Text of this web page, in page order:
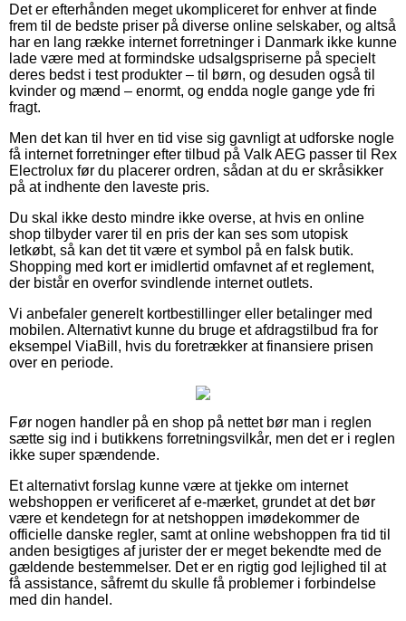
Det er efterhånden meget ukompliceret for enhver at finde
frem til de bedste priser på diverse online selskaber, og altså
har en lang række internet forretninger i Danmark ikke kunne
lade være med at formindske udsalgspriserne på specielt
deres bedst i test produkter – til børn, og desuden også til
kvinder og mænd – enormt, og endda nogle gange yde fri
fragt.
Men det kan til hver en tid vise sig gavnligt at udforske nogle
få internet forretninger efter tilbud på Valk AEG passer til Rex
Electrolux før du placerer ordren, sådan at du er skråsikker
på at indhente den laveste pris.
Du skal ikke desto mindre ikke overse, at hvis en online
shop tilbyder varer til en pris der kan ses som utopisk
letkøbt, så kan det tit være et symbol på en falsk butik.
Shopping med kort er imidlertid omfavnet af et reglement,
der bistår en overfor svindlende internet outlets.
Vi anbefaler generelt kortbestillinger eller betalinger med
mobilen. Alternativt kunne du bruge et afdragstilbud fra for
eksempel ViaBill, hvis du foretrækker at finansiere prisen
over en periode.
Før nogen handler på en shop på nettet bør man i reglen
sætte sig ind i butikkens forretningsvilkår, men det er i reglen
ikke super spændende.
Et alternativt forslag kunne være at tjekke om internet
webshoppen er verificeret af e-mærket, grundet at det bør
være et kendetegn for at netshoppen imødekommer de
officielle danske regler, samt at online webshoppen fra tid til
anden besigtiges af jurister der er meget bekendte med de
gældende bestemmelser. Det er en rigtig god lejlighed til at
få assistance, såfremt du skulle få problemer i forbindelse
med din handel.